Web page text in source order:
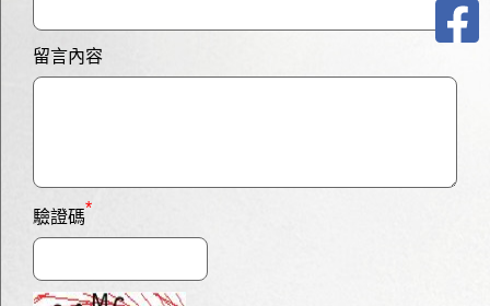
留言內容
驗證碼*